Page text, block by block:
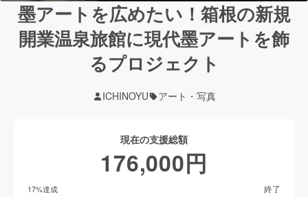
墨アートを広めたい！箱根の新規
開業温泉旅館に現代墨アートを飾
るプロジェクト
ICHINOYU アート・写真
現在の支援総額
176,000円
17%達成 終了